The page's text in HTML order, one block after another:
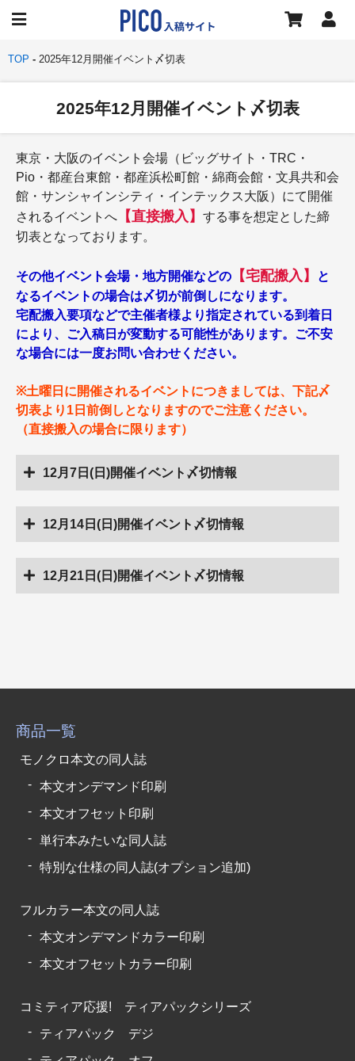
TOP 2025年12月開催イベント〆切表
2025年12月開催イベント〆切表
東京・大阪のイベント会場（ビッグサイト・TRC・
Pio・都産台東館・都産浜松町館・綿商会館・文具共和会
館・サンシャインシティ・インテックス大阪）にて開催
されるイベントへ 【直接搬入】 する事を想定とした締
切表となっております。
その他イベント会場・地方開催などの 【宅配搬入】
と
なるイベントの場合は〆切が前倒しになります。
宅配搬入要項などで主催者様より指定されている到着日
により、ご入稿日が変動する可能性があります。ご不安
な場合には一度お問い合わせください。
※土曜日に開催されるイベントにつきましては、下記〆
切表より1日前倒しとなりますのでご注意ください。
（直接搬入の場合に限ります）
12月7日(日)開催イベント〆切情報
12月14日(日)開催イベント〆切情報
12月21日(日)開催イベント〆切情報
商品一覧
モノクロ本文の同人誌
本文オンデマンド印刷
本文オフセット印刷
単行本みたいな同人誌
特別な仕様の同人誌(オプション追加)
フルカラー本文の同人誌
本文オンデマンドカラー印刷
本文オフセットカラー印刷
コミティア応援! ティアパックシリーズ
ティアパック デジ